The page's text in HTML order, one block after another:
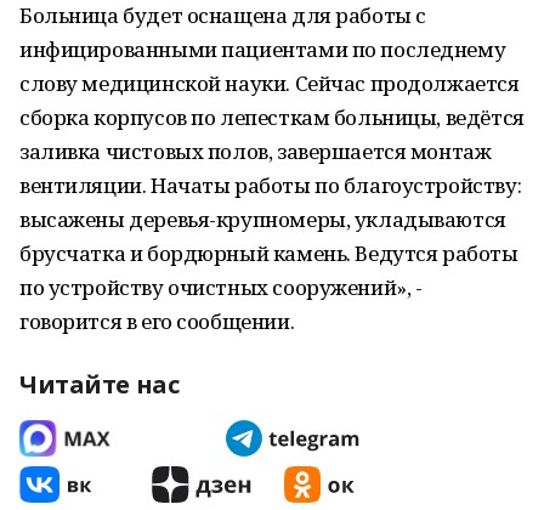
Больница будет оснащена для работы с
инфицированными пациентами по последнему
слову медицинской науки. Сейчас продолжается
сборка корпусов по лепесткам больницы, ведётся
заливка чистовых полов, завершается монтаж
вентиляции. Начаты работы по благоустройству:
высажены деревья-крупномеры, укладываются
брусчатка и бордюрный камень. Ведутся работы
по устройству очистных сооружений», -
говорится в его сообщении.
Читайте нас